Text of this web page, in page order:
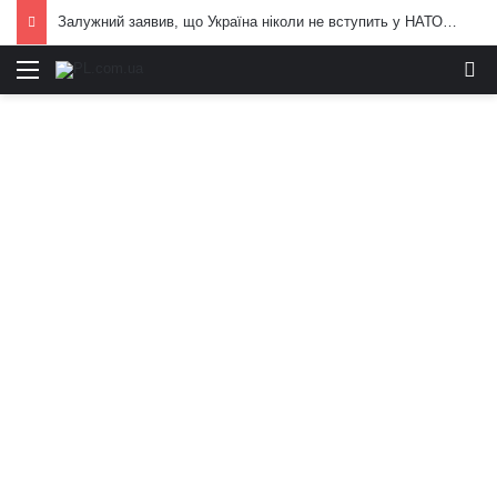
Залужний заявив, що Україна ніколи не вступить у НАТО: що він мав на увазі
Меню